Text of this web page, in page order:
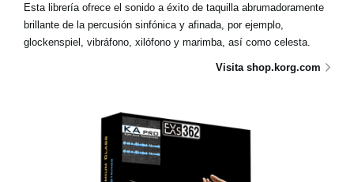
Esta librería ofrece el sonido a éxito de taquilla abrumadoramente
brillante de la percusión sinfónica y afinada, por ejemplo,
glockenspiel, vibráfono, xilófono y marimba, así como celesta.
Visita shop.korg.com